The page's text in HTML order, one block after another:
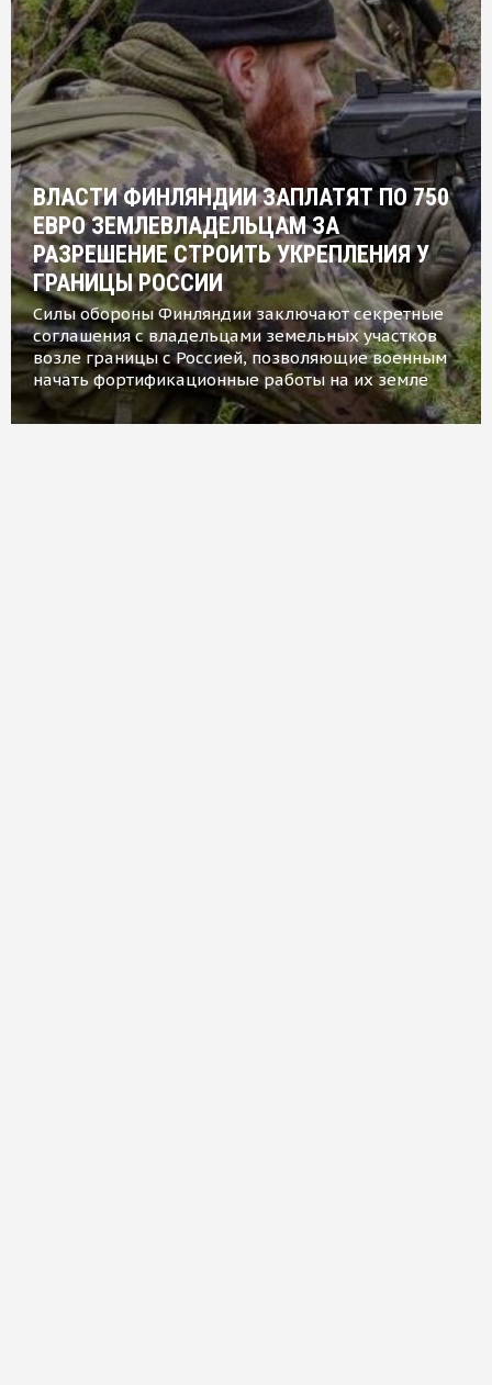
ВЛАСТИ ФИНЛЯНДИИ ЗАПЛАТЯТ ПО 750
ЕВРО ЗЕМЛЕВЛАДЕЛЬЦАМ ЗА
РАЗРЕШЕНИЕ СТРОИТЬ УКРЕПЛЕНИЯ У
ГРАНИЦЫ РОССИИ
Силы обороны Финляндии заключают секретные
соглашения с владельцами земельных участков
возле границы с Россией, позволяющие военным
начать фортификационные работы на их земле